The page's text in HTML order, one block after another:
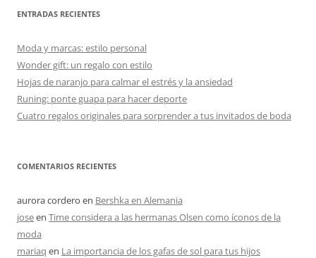
ENTRADAS RECIENTES
Moda y marcas: estilo personal
Wonder gift: un regalo con estilo
Hojas de naranjo para calmar el estrés y la ansiedad
Runing: ponte guapa para hacer deporte
Cuatro regalos originales para sorprender a tus invitados de boda
COMENTARIOS RECIENTES
aurora cordero en Bershka en Alemania
joseen Time considera a las hermanas Olsen como íconos de la
moda
mariaq en La importancia de los gafas de sol para tus hijos